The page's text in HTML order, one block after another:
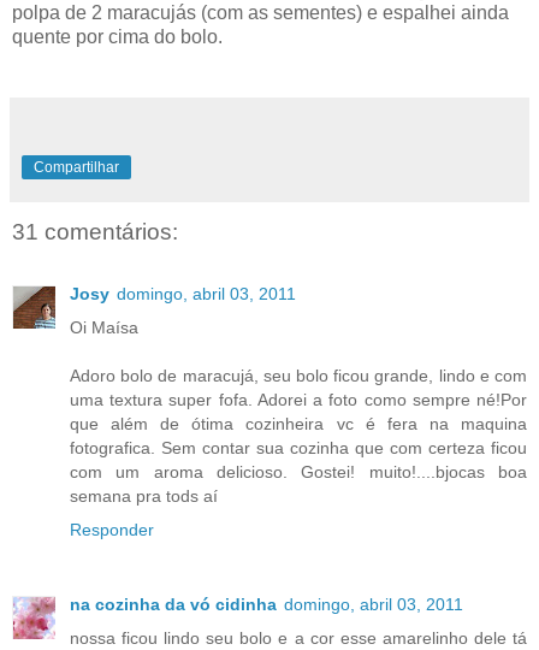
polpa de 2 maracujás (com as sementes) e espalhei ainda
quente por cima do bolo.
Compartilhar
31 comentários:
Josy domingo, abril 03, 2011
Oi Maísa
Adoro bolo de maracujá, seu bolo ficou grande, lindo e com
uma textura super fofa. Adorei a foto como sempre né!Por
que além de ótima cozinheira vc é fera na maquina
fotografica. Sem contar sua cozinha que com certeza ficou
com um aroma delicioso. Gostei! muito!....bjocas boa
semana pra tods aí
Responder
na cozinha da vó cidinha domingo, abril 03, 2011
nossa ficou lindo seu bolo e a cor esse amarelinho dele tá